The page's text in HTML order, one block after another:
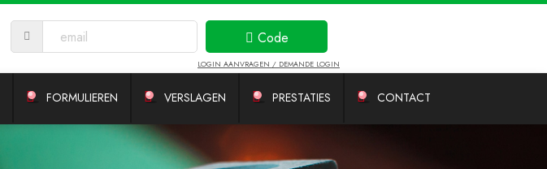
Code
ontvangen
LOGIN AANVRAGEN / DEMANDE LOGIN
FORMULIEREN VERSLAGEN PRESTATIES CONTACT